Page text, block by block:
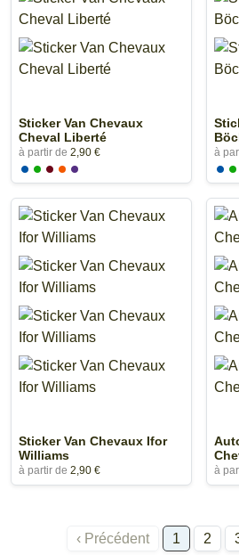
Sticker Van Chevaux
Cheval Liberté
à partir de 2,90 € à
Sticker Van Chevaux Ifor
Williams
à partir de 2,90 € à
‹ Précédent 1 2